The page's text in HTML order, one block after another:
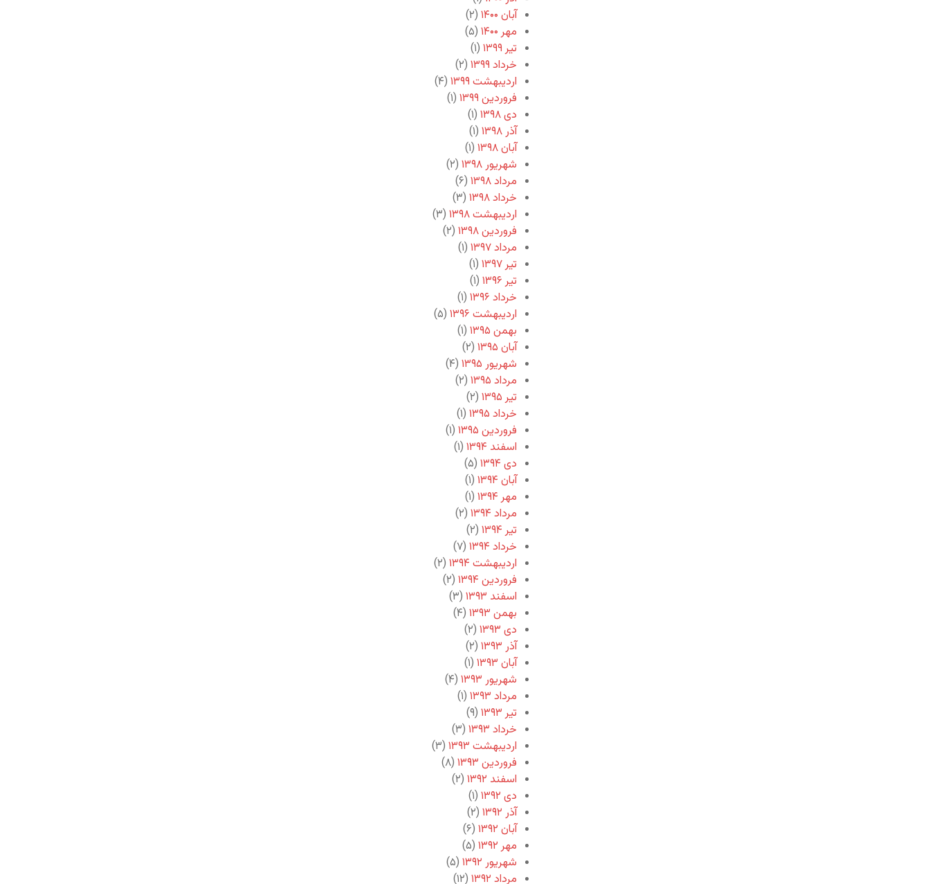
آبان ۱۴۰۰
(۲)
مهر ۱۴۰۰
(۵)
تیر ۱۳۹۹
(۱)
خرداد ۱۳۹۹
(۲)
اردیبهشت ۱۳۹۹
(۴)
فروردین ۱۳۹۹
(۱)
دی ۱۳۹۸
(۱)
آذر ۱۳۹۸
(۱)
آبان ۱۳۹۸
(۱)
شهریور ۱۳۹۸
(۲)
مرداد ۱۳۹۸
(۶)
خرداد ۱۳۹۸
(۳)
اردیبهشت ۱۳۹۸
(۳)
فروردین ۱۳۹۸
(۲)
مرداد ۱۳۹۷
(۱)
تیر ۱۳۹۷
(۱)
تیر ۱۳۹۶
(۱)
خرداد ۱۳۹۶
(۱)
اردیبهشت ۱۳۹۶
(۵)
بهمن ۱۳۹۵
(۱)
آبان ۱۳۹۵
(۲)
شهریور ۱۳۹۵
(۴)
مرداد ۱۳۹۵
(۲)
تیر ۱۳۹۵
(۲)
خرداد ۱۳۹۵
(۱)
فروردین ۱۳۹۵
(۱)
اسفند ۱۳۹۴
(۱)
دی ۱۳۹۴
(۵)
آبان ۱۳۹۴
(۱)
مهر ۱۳۹۴
(۱)
مرداد ۱۳۹۴
(۲)
تیر ۱۳۹۴
(۲)
خرداد ۱۳۹۴
(۷)
اردیبهشت ۱۳۹۴
(۲)
فروردین ۱۳۹۴
(۲)
اسفند ۱۳۹۳
(۳)
بهمن ۱۳۹۳
(۴)
دی ۱۳۹۳
(۲)
آذر ۱۳۹۳
(۲)
آبان ۱۳۹۳
(۱)
شهریور ۱۳۹۳
(۴)
مرداد ۱۳۹۳
(۱)
تیر ۱۳۹۳
(۹)
خرداد ۱۳۹۳
(۳)
اردیبهشت ۱۳۹۳
(۳)
فروردین ۱۳۹۳
(۸)
اسفند ۱۳۹۲
(۲)
دی ۱۳۹۲
(۱)
آذر ۱۳۹۲
(۲)
آبان ۱۳۹۲
(۶)
مهر ۱۳۹۲
(۵)
شهریور ۱۳۹۲
(۵)
مرداد ۱۳۹۲
(۱۲)